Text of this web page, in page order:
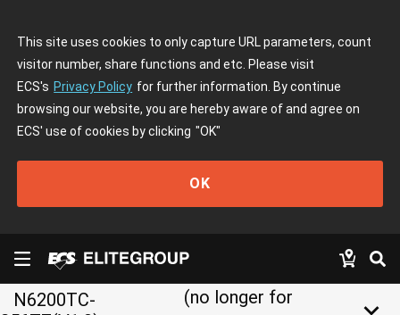
This site uses cookies to only capture URL parameters, count
visitor number, share functions and etc. Please visit
ECS's Privacy Policy for further information. By continue
browsing our website, you are hereby aware of and agree on
ECS' use of cookies by clicking "OK"
OK
N6200TC-
(no longer for